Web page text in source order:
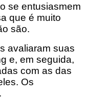
se entusiasmem
que é muito
são.
avaliaram suas
e, em seguida,
com as das
Os